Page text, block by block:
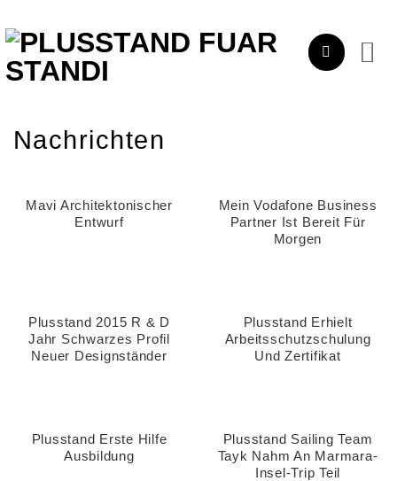
Inhalt
springen
Nachrichten
Mavi Architektonischer
Entwurf
Mein Vodafone Business
Partner Ist Bereit Für
Morgen
Plusstand 2015 R & D
Jahr Schwarzes Profil
Neuer Designständer
Plusstand Erhielt
Arbeitsschutzschulung
Und Zertifikat
Plusstand Erste Hilfe
Ausbildung
Plusstand Sailing Team
Tayk Nahm An Marmara-
Insel-Trip Teil